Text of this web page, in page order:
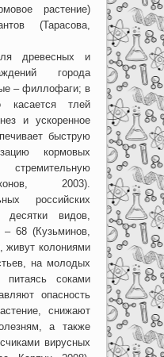
растение)
(Тарасова,
древесных и
города
– филлофаги; в
касается тлей
и ускоренное
быструю
кормовых
2003).
российских
десятки видов,
68 (Кузьминов,
живут колониями
на молодых
питаясь соками
опасность
снижают
а также
вирусных